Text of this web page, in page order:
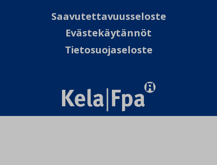
Saavutettavuusseloste
Evästekäytännöt
Tietosuojaseloste